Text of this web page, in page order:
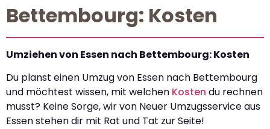
Bettembourg: Kosten
Umziehen von Essen nach Bettembourg: Kosten
Du planst einen Umzug von Essen nach Bettembourg
und möchtest wissen, mit welchen Kosten du rechnen
musst? Keine Sorge, wir von Neuer Umzugsservice aus
Essen stehen dir mit Rat und Tat zur Seite!